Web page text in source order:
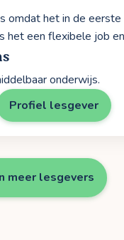
omdat het in de
het een flexibele job
onderwijs.
Profiel lesgever
meer lesgevers